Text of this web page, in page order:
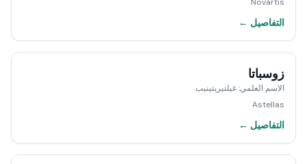
التفاصيل ←
زوسباتا
الاسم العلمي:غيلتيريتينيب
Astellas
التفاصيل ←